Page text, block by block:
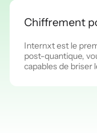
Chiffrement
Internxt est le
post-quantique,
capables de briser